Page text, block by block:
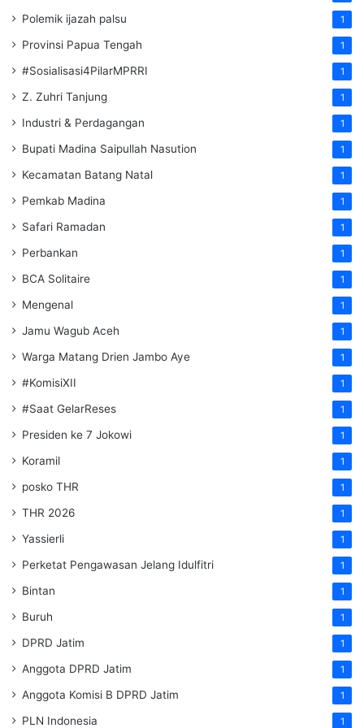
Polemik ijazah palsu 1
Provinsi Papua Tengah 1
#Sosialisasi4PilarMPRRI 1
Z. Zuhri Tanjung 1
Industri & Perdagangan 1
Bupati Madina Saipullah Nasution 1
Kecamatan Batang Natal 1
Pemkab Madina 1
Safari Ramadan 1
Perbankan 1
BCA Solitaire 1
Mengenal 1
Jamu Wagub Aceh 1
Warga Matang Drien Jambo Aye 1
#KomisiXII 1
#Saat GelarReses 1
Presiden ke 7 Jokowi 1
Koramil 1
posko THR 1
THR 2026 1
Yassierli 1
Perketat Pengawasan Jelang Idulfitri 1
Bintan 1
Buruh 1
DPRD Jatim 1
Anggota DPRD Jatim 1
Anggota Komisi B DPRD Jatim 1
PLN Indonesia 1